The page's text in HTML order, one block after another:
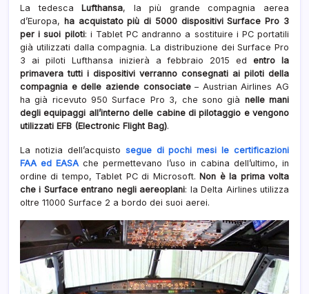
La tedesca Lufthansa, la più grande compagnia aerea
d’Europa, ha acquistato più di 5000 dispositivi Surface Pro 3
per i suoi piloti: i Tablet PC andranno a sostituire i PC portatili
già utilizzati dalla compagnia. La distribuzione dei Surface Pro
3 ai piloti Lufthansa inizierà a febbraio 2015 edentro la
primavera tutti i dispositivi verranno consegnati ai piloti della
compagnia e delle aziende consociate– Austrian Airlines AG
ha già ricevuto 950 Surface Pro 3, che sono già nelle mani
degli equipaggi all’interno delle cabine di pilotaggio e vengono
utilizzati EFB (Electronic Flight Bag).
La notizia dell’acquisto segue di pochi mesi le certificazioni
FAA ed EASA che permettevano l’uso in cabina dell’ultimo, in
ordine di tempo, Tablet PC di Microsoft. Non è la prima volta
che i Surface entrano negli aereoplani: la Delta Airlines utilizza
oltre 11000 Surface 2 a bordo dei suoi aerei.